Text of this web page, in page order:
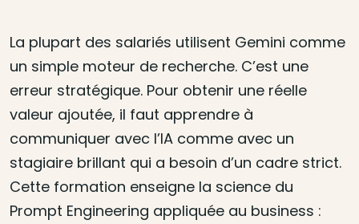
La plupart des salariés utilisent Gemini comme
un simple moteur de recherche. C’est une
erreur stratégique. Pour obtenir une réelle
valeur ajoutée, il faut apprendre à
communiquer avec l’IA comme avec un
stagiaire brillant qui a besoin d’un cadre strict.
Cette formation enseigne la science du
Prompt Engineering appliquée au business :